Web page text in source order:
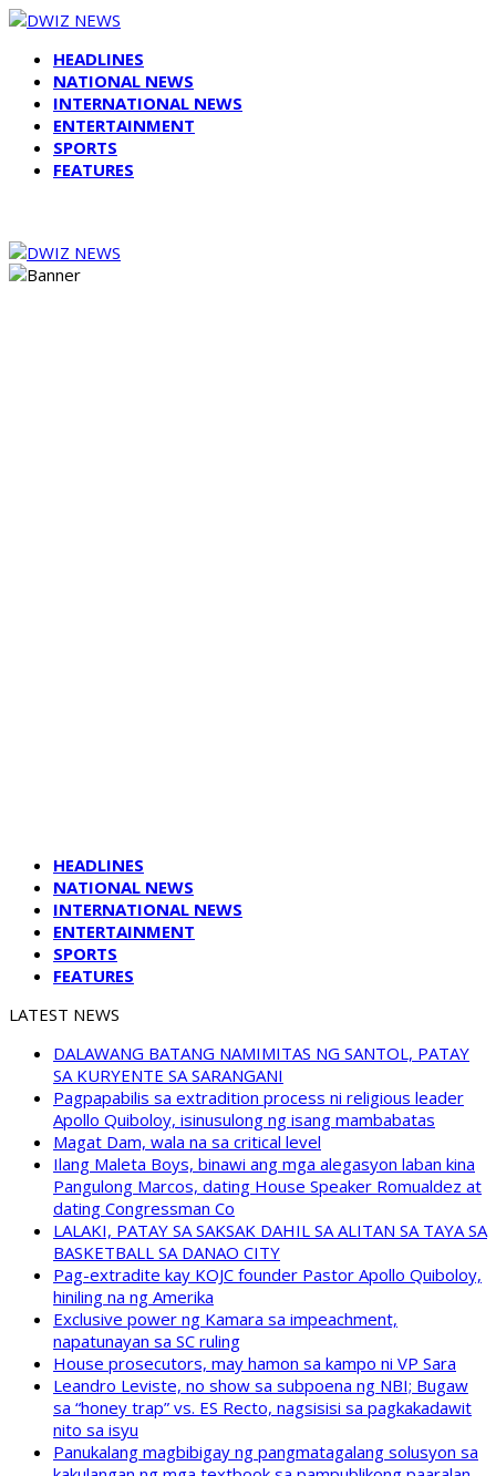
HEADLINES
NATIONAL NEWS
INTERNATIONAL NEWS
ENTERTAINMENT
SPORTS
FEATURES
HEADLINES
NATIONAL NEWS
INTERNATIONAL NEWS
ENTERTAINMENT
SPORTS
FEATURES
LATEST NEWS
DALAWANG BATANG NAMIMITAS NG SANTOL, PATAY
SA KURYENTE SA SARANGANI
Pagpapabilis sa extradition process ni religious leader
Apollo Quiboloy, isinusulong ng isang mambabatas
Magat Dam, wala na sa critical level
Ilang Maleta Boys, binawi ang mga alegasyon laban kina
Pangulong Marcos, dating House Speaker Romualdez at
dating Congressman Co
LALAKI, PATAY SA SAKSAK DAHIL SA ALITAN SA TAYA SA
BASKETBALL SA DANAO CITY
Pag-extradite kay KOJC founder Pastor Apollo Quiboloy,
hiniling na ng Amerika
Exclusive power ng Kamara sa impeachment,
napatunayan sa SC ruling
House prosecutors, may hamon sa kampo ni VP Sara
Leandro Leviste, no show sa subpoena ng NBI; Bugaw
sa “honey trap” vs. ES Recto, nagsisisi sa pagkakadawit
nito sa isyu
Panukalang magbibigay ng pangmatagalang solusyon sa